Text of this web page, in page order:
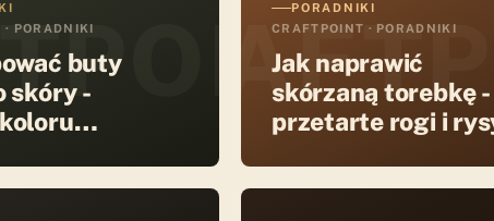
PORADNIKI
buty
skóry -
PORADNIKI
CRAFTPOINT · PORADNIKI
Jak naprawić
skórzaną torebkę -
przetarte rogi i